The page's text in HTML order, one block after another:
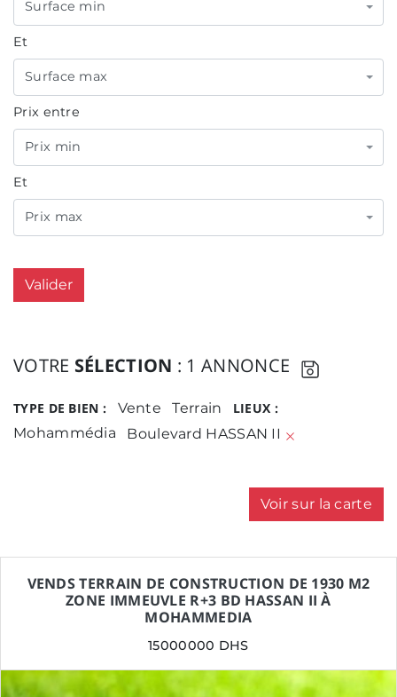
Surface min
Et
Surface max
Prix entre
Prix min
Et
Prix max
Valider
VOTRE SÉLECTION : 1 ANNONCE
TYPE DE BIEN : Vente Terrain
LIEUX :
Mohammédia
Boulevard HASSAN II
Voir sur la carte
VENDS TERRAIN DE CONSTRUCTION DE 1930 M2
ZONE IMMEUVLE R+3 BD HASSAN II À
MOHAMMEDIA
15000000 DHS